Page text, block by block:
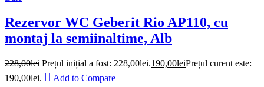
Rezervor WC Geberit Rio AP110, cu
montaj la semiinaltime, Alb
228,00lei Prețul inițial a fost: 228,00lei.190,00leiPrețul curent este:
190,00lei.
Add to Compare